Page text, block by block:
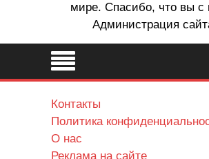
мире. Спасибо, что вы с
Администрация
Контакты
Политика
О нас
Реклама на сайте